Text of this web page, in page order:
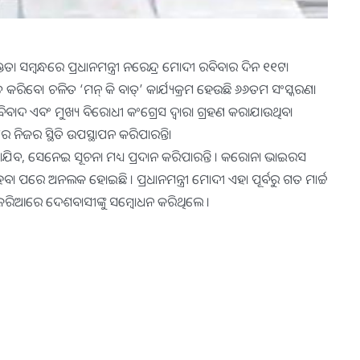
ପ୍ରଧାନମନ୍ତ୍ରୀ ନରେନ୍ଦ୍ର ମୋଦୀ ରବିବାର ଦିନ ୧୧ଟା
ଚଳିତ ‘ମନ୍ କି ବାତ୍’ କାର୍ଯ୍ୟକ୍ରମ ହେଉଛି ୬୬ତମ ସଂସ୍କରଣ।
ଏବଂ ମୁଖ୍ୟ ବିରୋଧୀ କଂଗ୍ରେସ ଦ୍ୱାରା ଗ୍ରହଣ କରାଯାଉଥିବା
ସ୍ଥିତି ଉପସ୍ଥାପନ କରିପାରନ୍ତି।
ସେନେଇ ସୂଚନା ମଧ୍ୟ ପ୍ରଦାନ କରିପାରନ୍ତି । କରୋନା ଭାଇରସ
ଅନଲକ ହୋଇଛି । ପ୍ରଧାନମନ୍ତ୍ରୀ ମୋଦୀ ଏହା ପୂର୍ବରୁ ଗତ ମାର୍ଚ୍ଚ
ଦେଶବାସୀଙ୍କୁ ସମ୍ବୋଧନ କରିଥିଲେ ।